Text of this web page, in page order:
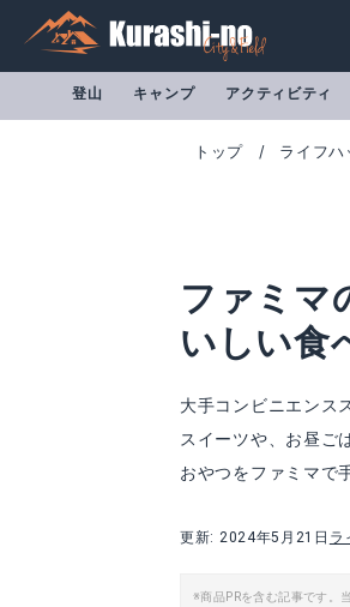
登山 キャンプ アクティビティ
トップ ライフハ
ファミマ
いしい食
大手コンビニエンス
スイーツや、お昼ご
おやつをファミマで
更新: 2024年5月21日 ラ
※商品PRを含む記事です。